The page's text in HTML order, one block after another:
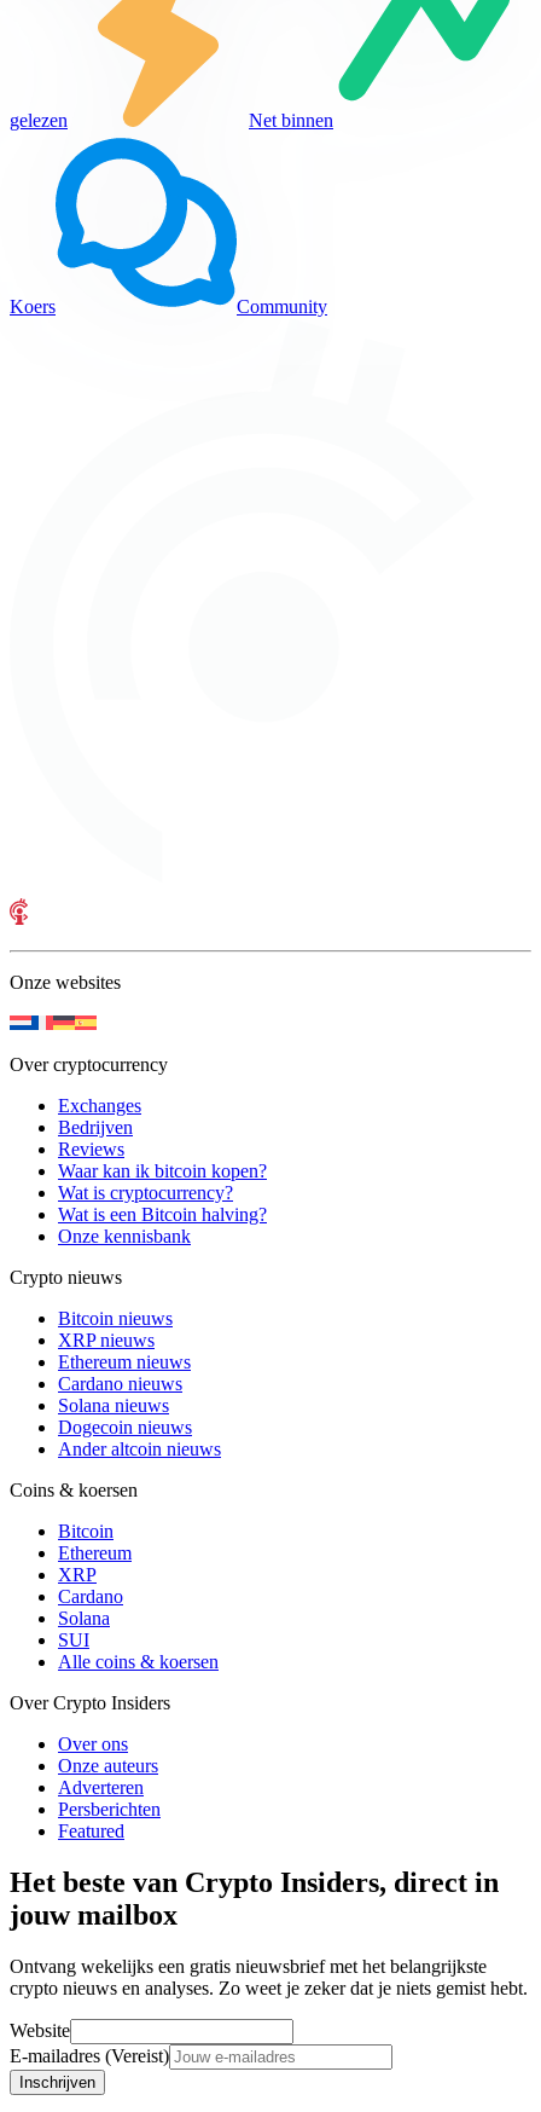
gelezen Net binnen
Koers Community
Onze websites
Over cryptocurrency
Exchanges
Bedrijven
Reviews
Waar kan ik bitcoin kopen?
Wat is cryptocurrency?
Wat is een Bitcoin halving?
Onze kennisbank
Crypto nieuws
Bitcoin nieuws
XRP nieuws
Ethereum nieuws
Cardano nieuws
Solana nieuws
Dogecoin nieuws
Ander altcoin nieuws
Coins & koersen
Bitcoin
Ethereum
XRP
Cardano
Solana
SUI
Alle coins & koersen
Over Crypto Insiders
Over ons
Onze auteurs
Adverteren
Persberichten
Featured
Het beste van Crypto Insiders, direct in
jouw mailbox
Ontvang wekelijks een gratis nieuwsbrief met het belangrijkste
crypto nieuws en analyses. Zo weet je zeker dat je niets gemist hebt.
Website
E-mailadres (Vereist)
Inschrijven